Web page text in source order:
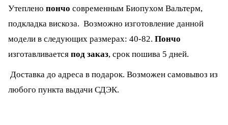
Утеплено пончо современным Биопухом Вальтерм,
подкладка вискоза. Возможно изготовление данной
модели в следующих размерах: 40-82. Пончо
изготавливается под заказ, срок пошива 5 дней.
Доставка до адреса в подарок. Возможен самовывоз из
любого пункта выдачи СДЭК.